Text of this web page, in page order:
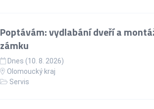
Poptávám: vydlabání dveří a
zámku
Dnes (10. 8. 2026)
Olomoucký kraj
Servis